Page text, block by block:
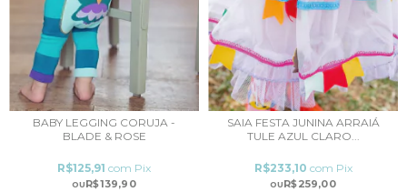
BABY LEGGING CORUJA -
BLADE & ROSE
R$139,90
R$125,91 com Pix
SAIA FESTA JUNINA ARRAIÁ
TULE AZUL CLARO...
R$259,00
R$233,10 com Pix